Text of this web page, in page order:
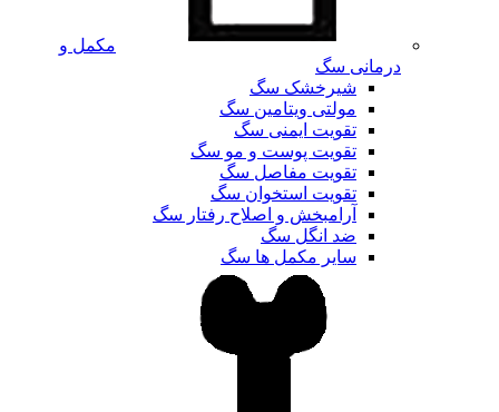
مکمل و
درمانی سگ
شیرخشک سگ
مولتی ویتامین سگ
تقویت ایمنی سگ
تقویت پوست و مو سگ
تقویت مفاصل سگ
تقویت استخوان سگ
آرامبخش و اصلاح رفتار سگ
ضد انگل سگ
سایر مکمل ها سگ